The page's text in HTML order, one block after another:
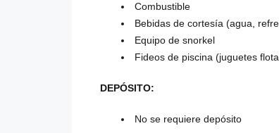
Combustible
Bebidas de cortesía (agua,
Equipo de snorkel
Fideos de piscina (juguetes
DEPÓSITO:
No se requiere depósito